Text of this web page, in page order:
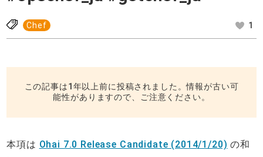
Chef 1
この記事は1年以上前に投稿されました。情報が古い可
能性がありますので、ご注意ください。
本項は Ohai 7.0 Release Candidate (2014/1/20) の和